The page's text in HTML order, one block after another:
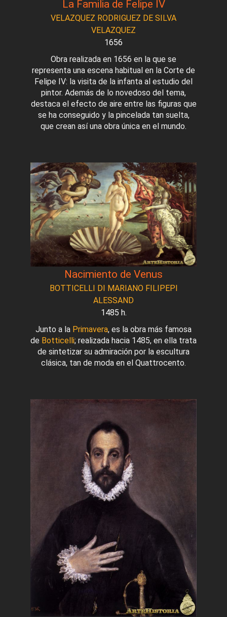
La Familia de Felipe IV
VELAZQUEZ RODRIGUEZ DE SILVA
VELAZQUEZ
1656
Obra realizada en 1656 en la que se
representa una escena habitual en la Corte de
Felipe IV: la visita de la infanta al estudio del
pintor. Además de lo novedoso del tema,
destaca el efecto de aire entre las figuras que
se ha conseguido y la pincelada tan suelta,
que crean así una obra única en el mundo.
Nacimiento de Venus
BOTTICELLI DI MARIANO FILIPEPI
ALESSAND
1485 h.
Junto a la Primavera, es la obra más famosa
de Botticelli; realizada hacia 1485, en ella trata
de sintetizar su admiración por la escultura
clásica, tan de moda en el Quattrocento.